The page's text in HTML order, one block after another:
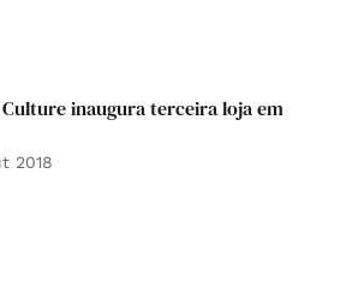
inaugura terceira loja em
2018